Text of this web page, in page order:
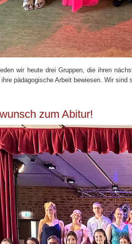
wir heute drei Gruppen, die ihren
pädagogische Arbeit bewiesen. Wir
zum Abitur!